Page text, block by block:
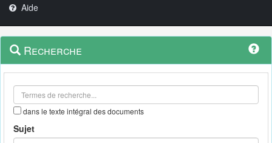
Aide
Navigation
outils
Menu
contextuel
Recherche
dans le texte intégral des documents
Sujet